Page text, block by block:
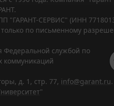
"ГАРАНТ-СЕРВИС" (ИНН
по письменному
Федеральной службой по
коммуникаций
д. 1, стр. 77, info@garant.ru.
"